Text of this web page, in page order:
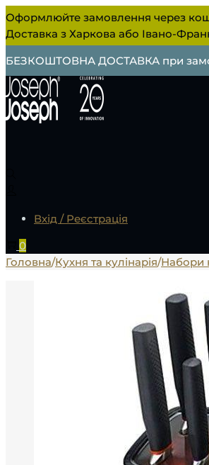
Оформлюйте замовлення через
Доставка з Харкова або Івано-
БЕЗКОШТОВНА ДОСТАВКА при
Вхід / Реєстрація
0
Головна/Кухня та кулінарія/Набори